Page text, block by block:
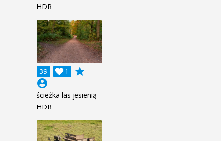
HDR
39 1

grade
account_circle
ścieżka las jesienią -
HDR